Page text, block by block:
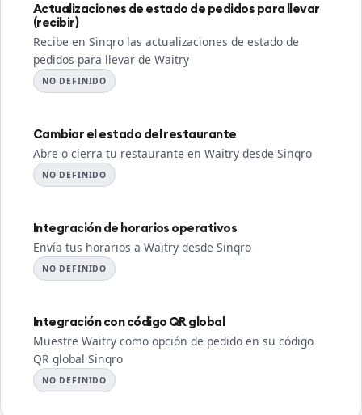
Actualizaciones de estado de pedidos para llevar
(recibir)
Recibe en Sinqro las actualizaciones de estado de
pedidos para llevar de Waitry
NO DEFINIDO
Cambiar el estado del restaurante
Abre o cierra tu restaurante en Waitry desde Sinqro
NO DEFINIDO
Integración de horarios operativos
Envía tus horarios a Waitry desde Sinqro
NO DEFINIDO
Integración con código QR global
Muestre Waitry como opción de pedido en su código
QR global Sinqro
NO DEFINIDO